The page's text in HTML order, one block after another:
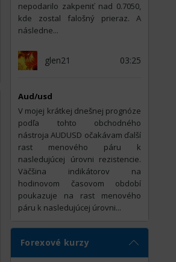
nepodarilo zakрепiť nad 0.7050,
kde zostal falošný prieraz. A
následne...
glen21 03:25
Aud/usd
V mojej krátkej dnešnej prognóze
podľa tohto obchodného
nástroja AUDUSD očakávam ďalší
rast menového páru k
nasledujúcej úrovni rezistencie.
Väčšina indikátorov na
hodinovom časovom období
poukazuje na rast menového
páru k nasledujúcej úrovni...
Forexové kurzy